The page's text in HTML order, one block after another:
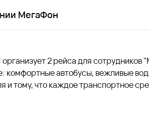
МегаФон
2 рейса для
комфортные автобусы, вежливые
тому, что каждое транспортное